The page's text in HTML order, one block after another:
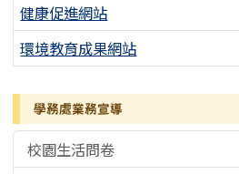
健康促進網站
環境教育成果網站
學務處業務宣導
校園生活問卷